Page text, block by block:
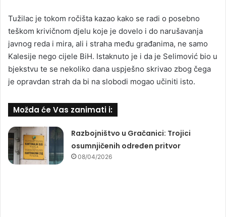
Tužilac je tokom ročišta kazao kako se radi o posebno
teškom krivičnom djelu koje je dovelo i do narušavanja
javnog reda i mira, ali i straha među građanima, ne samo
Kalesije nego cijele BiH. Istaknuto je i da je Selimović bio u
bjekstvu te se nekoliko dana uspješno skrivao zbog čega
je opravdan strah da bi na slobodi mogao učiniti isto.
Možda će Vas zanimati i:
Razbojništvo u Gračanici: Trojici
osumnjičenih određen pritvor
08/04/2026